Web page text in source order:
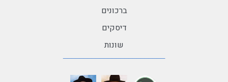
ברכונים
דיסקים
שונות